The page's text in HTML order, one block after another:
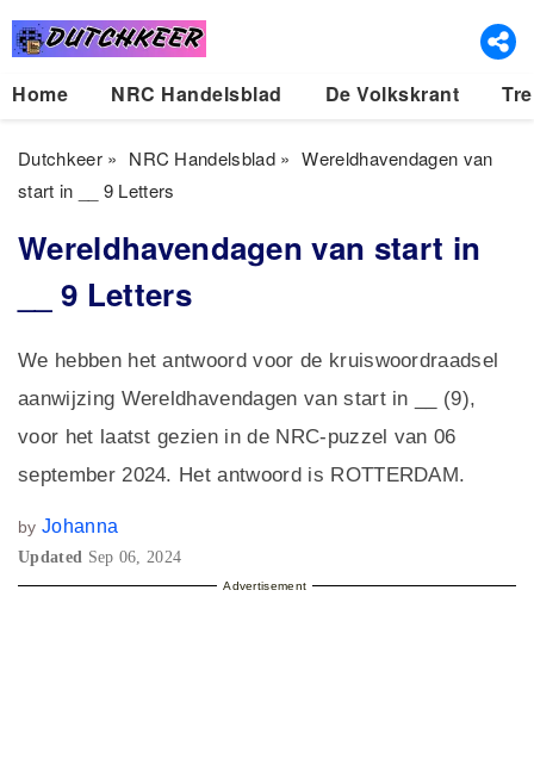
Home NRC Handelsblad De Volkskrant
Dutchkeer» NRC Handelsblad » Wereldhavendagen van
start in __ 9 Letters
Wereldhavendagen van start in
__ 9 Letters
We hebben het antwoord voor de kruiswoordraadsel
aanwijzing Wereldhavendagen van start in __ (9),
voor het laatst gezien in de NRC-puzzel van 06
september 2024. Het antwoord is ROTTERDAM.
by Johanna
Updated Sep 06, 2024
Advertisement